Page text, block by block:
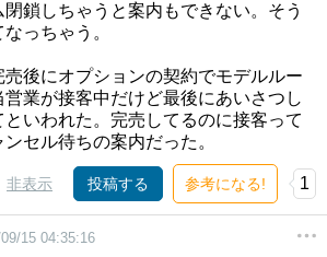
鎖しちゃうと案内もできない。そう
っちゃう。
後にオプションの契約でモデルルー
営業が接客中だけど最後にあいさつし
いわれた。完売してるのに接客って
セル待ちの案内だった。
非表示 投稿する 参考になる! 1
15 04:35:16